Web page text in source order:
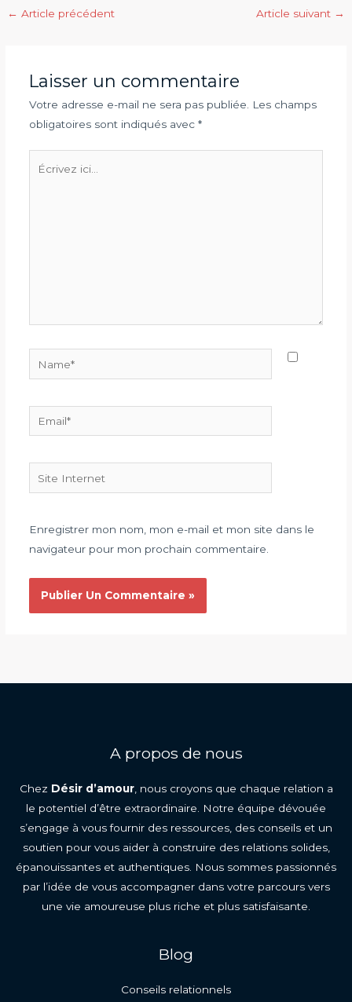
Navigation
← Article précédent Article suivant →
Laisser un commentaire
Votre adresse e-mail ne sera pas publiée.
Les champs
obligatoires sont indiqués avec *
Site
Internet
Enregistrer mon nom, mon e-mail et mon site dans le
navigateur pour mon prochain commentaire.
A propos de nous
Chez Désir d’amour, nous croyons que chaque relation a
le potentiel d’être extraordinaire. Notre équipe dévouée
s’engage à vous fournir des ressources, des conseils et un
soutien pour vous aider à construire des relations solides,
épanouissantes et authentiques. Nous sommes passionnés
par l’idée de vous accompagner dans votre parcours vers
une vie amoureuse plus riche et plus satisfaisante.
Blog
Conseils relationnels